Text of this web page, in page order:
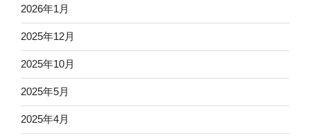
2026年1月
2025年12月
2025年10月
2025年5月
2025年4月